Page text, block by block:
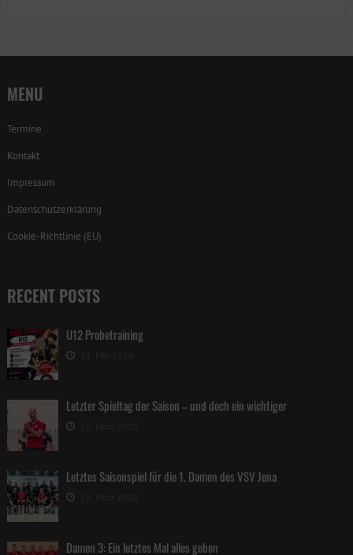
MENU
Termine
Kontakt
Impressum
Datenschutzerklärung
Cookie-Richtlinie (EU)
RECENT POSTS
U12 Probetraining
Letzter Spieltag der Saison – und doch ein wichtiger
Letztes Saisonspiel für die 1. Damen des VSV Jena
Damen 3: Ein letztes Mal alles geben